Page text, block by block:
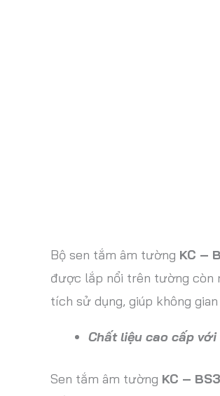
Bộ sen tắm âm tường KC –
được lắp nổi trên tường còn
tích sử dụng, giúp không
Chất liệu cao cấp
Sen tắm âm tường KC –